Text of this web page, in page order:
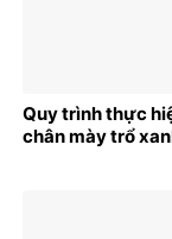
Quy trình thực
chân mày trổ